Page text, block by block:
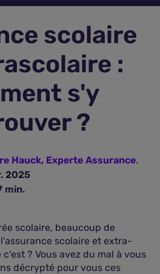
scolaire
:
s'y
?
Hauck, Experte Assurance.
2025
min.
scolaire, beaucoup de
scolaire et extra-
? Vous avez du mal à vous
décrypté pour vous ces